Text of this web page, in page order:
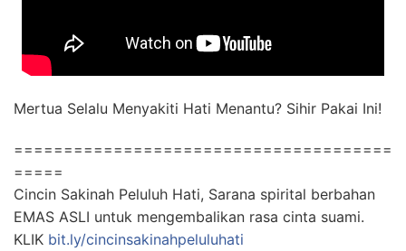
Mertua Selalu Menyakiti Hati Menantu? Sihir Pakai Ini!
======================================
=====
Cincin Sakinah Peluluh Hati, Sarana spirital berbahan
EMAS ASLI untuk mengembalikan rasa cinta suami.
KLIK bit.ly/cincinsakinahpeluluhati